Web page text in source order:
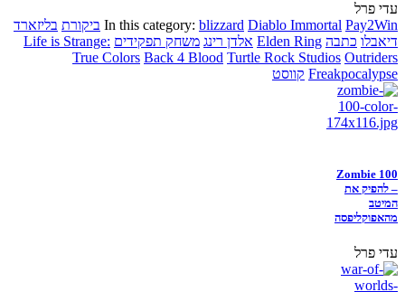
עדי פרל
In this category: blizzard Diablo Immortal Pay2Win ביקורת בליזארד
דיאבלו כתבה Elden Ring אלדן רינג משחק תפקידים Life is Strange:
True Colors Back 4 Blood Turtle Rock Studios Outriders
Freakpocalypse קווסט
Zombie 100
– להפיק את
המיטב
מהאפוקליפסה
עדי פרל